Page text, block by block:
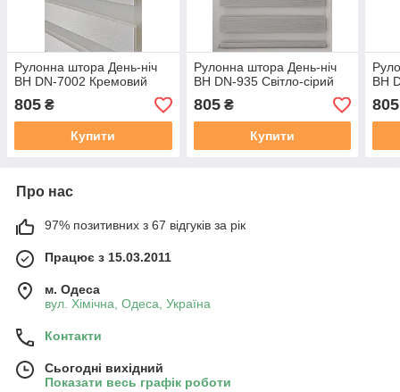
Рулонна штора День-ніч
ВН DN-7002 Кремовий
805 ₴
Купити
Рулонна штора День-ніч
ВН DN-935 Світло-сірий
805₴
Купити
ВН
805
Про нас
97% позитивних з 67 відгуків за рік
Працює з 15.03.2011
м. Одеса
вул. Хiмiчна, Одеса, Україна
Контакти
Сьогодні вихідний
Показати весь графік роботи